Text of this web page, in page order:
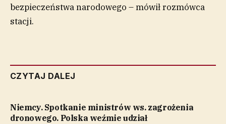
bezpieczeństwa narodowego – mówił rozmówca
stacji.
CZYTAJ DALEJ
Niemcy. Spotkanie ministrów ws. zagrożenia
dronowego. Polska weźmie udział